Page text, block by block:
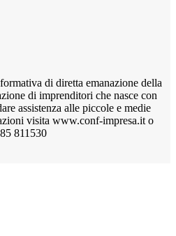
di diretta emanazione della
di imprenditori che nasce con
assistenza alle piccole e medie
visita www.conf-impresa.it o
811530